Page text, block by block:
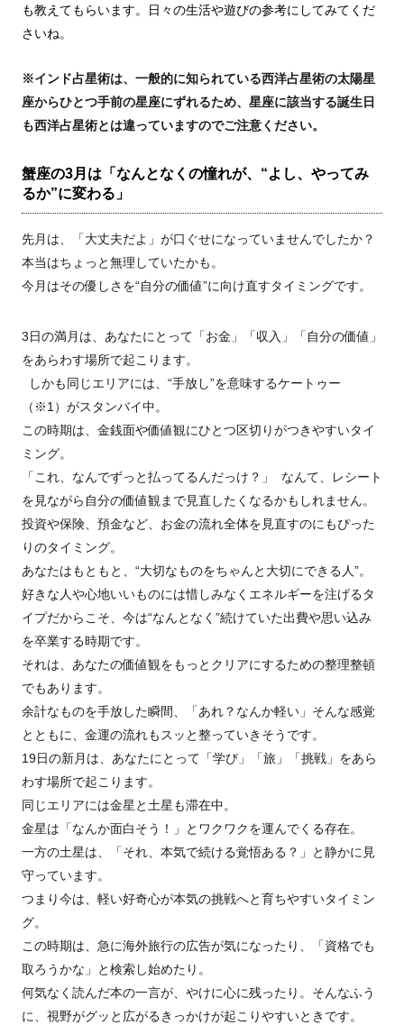
も教えてもらいます。日々の生活や遊びの参考にしてみてくだ
さいね。
※インド占星術は、一般的に知られている西洋占星術の太陽星
座からひとつ手前の星座にずれるため、星座に該当する誕生日
も西洋占星術とは違っていますのでご注意ください。
蟹座の3月は「なんとなくの憧れが、“よし、やってみ
るか”に変わる」
先月は、「大丈夫だよ」が口ぐせになっていませんでしたか？
本当はちょっと無理していたかも。
今月はその優しさを“自分の価値”に向け直すタイミングです。
3日の満月は、あなたにとって「お金」「収入」「自分の価値」
をあらわす場所で起こります。
しかも同じエリアには、“手放し”を意味するケートゥー
（※1）がスタンバイ中。
この時期は、金銭面や価値観にひとつ区切りがつきやすいタイ
ミング。
「これ、なんでずっと払ってるんだっけ？」 なんて、レシート
を見ながら自分の価値観まで見直したくなるかもしれません。
投資や保険、預金など、お金の流れ全体を見直すのにもぴった
りのタイミング。
あなたはもともと、“大切なものをちゃんと大切にできる人”。
好きな人や心地いいものには惜しみなくエネルギーを注げるタ
イプだからこそ、今は“なんとなく”続けていた出費や思い込み
を卒業する時期です。
それは、あなたの価値観をもっとクリアにするための整理整頓
でもあります。
余計なものを手放した瞬間、「あれ？なんか軽い」そんな感覚
とともに、金運の流れもスッと整っていきそうです。
19日の新月は、あなたにとって「学び」「旅」「挑戦」をあら
わす場所で起こります。
同じエリアには金星と土星も滞在中。
金星は「なんか面白そう！」とワクワクを運んでくる存在。
一方の土星は、「それ、本気で続ける覚悟ある？」と静かに見
守っています。
つまり今は、軽い好奇心が本気の挑戦へと育ちやすいタイミン
グ。
この時期は、急に海外旅行の広告が気になったり、「資格でも
取ろうかな」と検索し始めたり。
何気なく読んだ本の一言が、やけに心に残ったり。そんなふう
に、視野がグッと広がるきっかけが起こりやすいときです。